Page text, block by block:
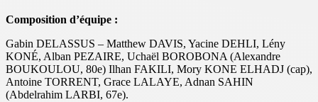
Composition d’équipe :
Gabin DELASSUS – Matthew DAVIS, Yacine DEHLI, Lény
KONÉ, Alban PEZAIRE, Uchaël BOROBONA (Alexandre
BOUKOULOU, 80e) Ilhan FAKILI, Mory KONE ELHADJ (cap),
Antoine TORRENT, Grace LALAYE, Adnan SAHIN
(Abdelrahim LARBI, 67e).